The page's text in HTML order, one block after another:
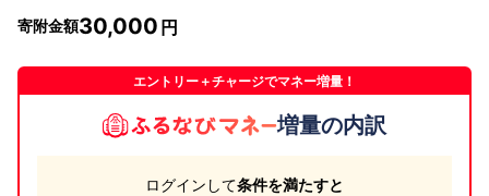
寄附金額30,000
エントリー＋チャージでマネー増量！
増量の内訳
ログインして条件を満たすと